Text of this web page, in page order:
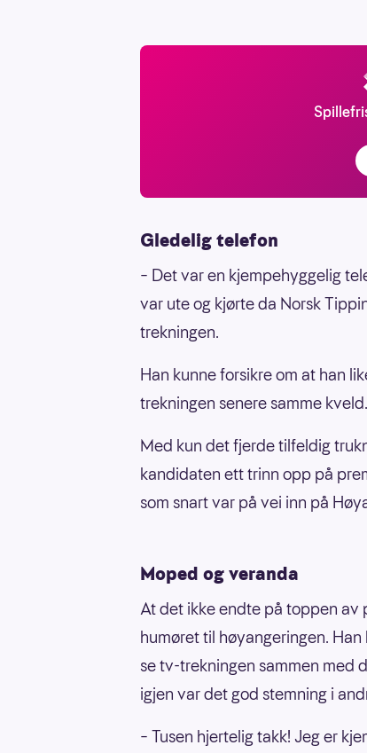
Gledelig telefon
– Det var en kjempehyggelig
var ute og kjørte da Norsk
trekningen.
Han kunne forsikre om at han
trekningen senere samme kveld.
Med kun det fjerde tilfeldig
kandidaten ett trinn opp på
som snart var på vei inn på
Moped og veranda
At det ikke endte på toppen av
humøret til høyangeringen.
se tv-trekningen sammen med
igjen var det god stemning i
– Tusen hjertelig takk! Jeg er